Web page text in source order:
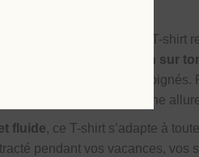
design minimaliste, ce T-shirt
petite broderie voile ton sur
les détails subtils et
qu’au bureau, pour une
fluide, ce T-shirt s’adapte à
pendant vos vacances, vos